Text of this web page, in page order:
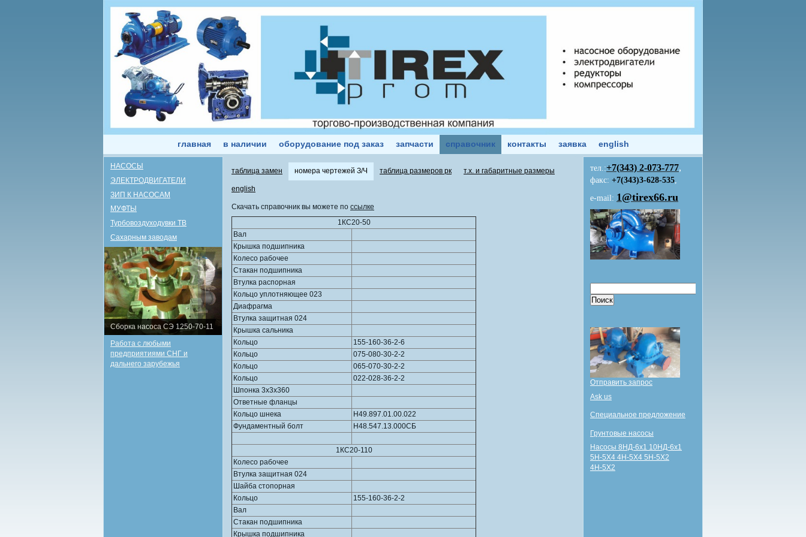
главная в наличии оборудование под заказ запчасти справочник контакты заявка english
тел.:+7(343) 2-073-777,
факс: +7(343)3-628-535,
e-mail: 1@tirex66.ru
Отправить запрос
Ask us
Специальное предложение
Грунтовые насосы
Насосы 8НД-6х1 10НД-6х1
5Н-5Х4 4Н-5Х4 5Н-5Х2
4Н-5Х2
НАСОСЫ
ЭЛЕКТРОДВИГАТЕЛИ
ЗИП К НАСОСАМ
МУФТЫ
Турбовоздуходувки ТВ
Сахарным заводам
Сборка насоса СЭ 1250-70-11
Работа с любыми
предприятиями СНГ и
дальнего зарубежья
таблица замен номера чертежей З/Ч таблица размеров рк т.х. и габаритные размеры
english
Скачать справочник вы можете по ссылке
1КС20-50
Вал
Крышка подшипника
Колесо рабочее
Стакан подшипника
Втулка распорная
Кольцо уплотняющее 023
Диафрагма
Втулка защитная 024
Крышка сальника
Кольцо
155-160-36-2-6
Кольцо
075-080-30-2-2
Кольцо
065-070-30-2-2
Кольцо
022-028-36-2-2
Шпонка 3х3х360
Ответные фланцы
Кольцо шнека
Н49.897.01.00.022
Фундаментный болт
Н48.547.13.000СБ
1КС20-110
Колесо рабочее
Втулка защитная 024
Шайба стопорная
Кольцо
155-160-36-2-2
Вал
Стакан подшипника
Крышка подшипника